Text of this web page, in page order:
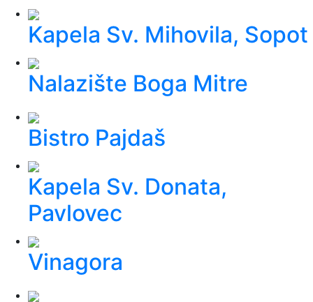
Kapela Sv. Mihovila, Sopot
Nalazište Boga Mitre
Bistro Pajdaš
Kapela Sv. Donata,
Pavlovec
Vinagora